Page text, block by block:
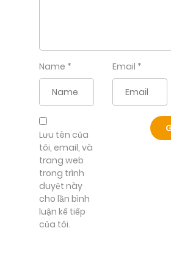
Name * Email *
Lưu tên của
tôi, email, và
trang web
trong trình
duyệt này
cho lần bình
luận kế tiếp
của tôi.